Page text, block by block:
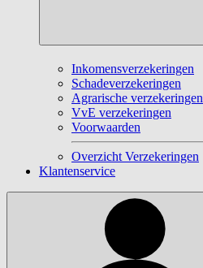
Inkomensverzekeringen
Schadeverzekeringen
Agrarische verzekeringen
VvE verzekeringen
Voorwaarden
Overzicht Verzekeringen
Klantenservice